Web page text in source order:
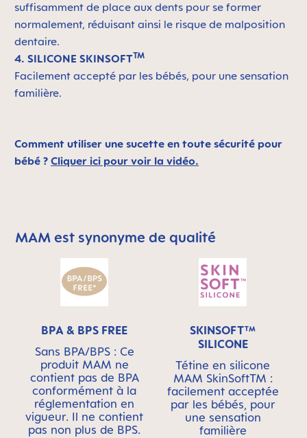
suffisamment de place aux dents pour se former
normalement, réduisant ainsi le risque de malposition
dentaire.
4. SILICONE SKINSOFTTM
Facilement accepté par les bébés, pour une sensation
familière.
Comment utiliser une sucette en toute sécurité pour
bébé ? Cliquer ici pour voir la vidéo.
Skip MAM Means Quality Icon Bar
MAM est synonyme de qualité
BPA & BPS FREE
Sans BPA/BPS : Ce
produit MAM ne
contient pas de BPA
conformément à la
réglementation en
vigueur. Il ne contient
pas non plus de BPS.
SKINSOFT™
SILICONE
Tétine en silicone
MAM SkinSoftTM :
facilement acceptée
par les bébés, pour
une sensation
familière